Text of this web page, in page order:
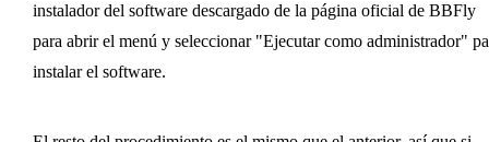
instalador del software descargado de la página oficial de BBFly
para abrir el menú y seleccionar "Ejecutar como administrador"
instalar el software.